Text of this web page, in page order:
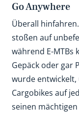
Go Anywhere
Überall
stoßen auf
während E-MTBs
Gepäck oder gar
wurde
Cargobikes auf
seinen